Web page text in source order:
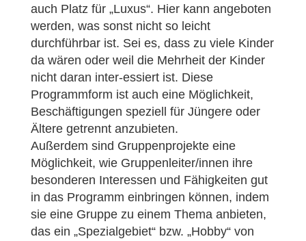
auch Platz für „Luxus“. Hier kann angeboten
werden, was sonst nicht so leicht
durchführbar ist. Sei es, dass zu viele Kinder
da wären oder weil die Mehrheit der Kinder
nicht daran inter-essiert ist. Diese
Programmform ist auch eine Möglichkeit,
Beschäftigungen speziell für Jüngere oder
Ältere getrennt anzubieten.
Außerdem sind Gruppenprojekte eine
Möglichkeit, wie Gruppenleiter/innen ihre
besonderen Interessen und Fähigkeiten gut
in das Programm einbringen können, indem
sie eine Gruppe zu einem Thema anbieten,
das ein „Spezialgebiet“ bzw. „Hobby“ von